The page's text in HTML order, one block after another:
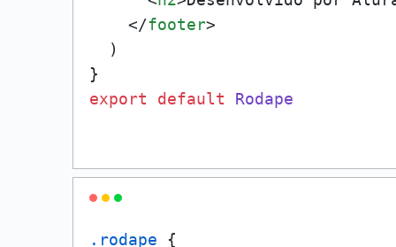
</footer>
  )
export
default Rodape
.rodape {